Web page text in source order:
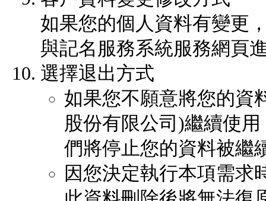
如果您的個人資料有變更
與記名服務系統服務網頁
選擇退出方式
如果您不願意將您的資
股份有限公司)繼續使
們將停止您的資料被繼
因您決定執行本項需求